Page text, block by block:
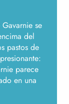
se
del
pastos de
parece
en una